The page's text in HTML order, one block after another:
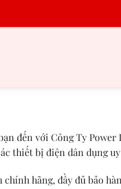
đến với Công Ty
thiết bị điện dân dụng
chính hãng, đầy đủ bảo